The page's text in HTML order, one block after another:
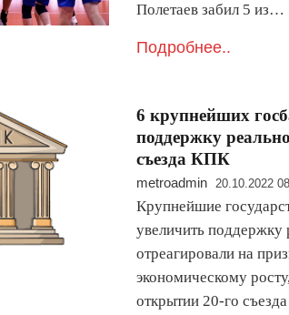
Полетаев забил 5 из…
Подробнее..
6 крупнейших
поддержку
съезда КПК
metroadmin 20.10.2022
Крупнейшие
увеличить поддержку
отреагировали на
экономическому
открытии 20-го